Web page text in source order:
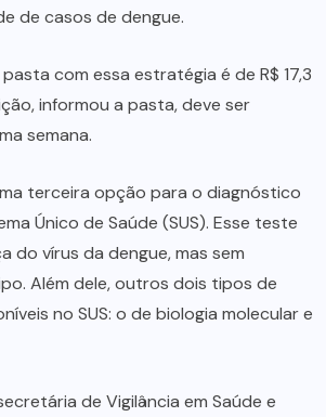
de casos de dengue.
com essa estratégia é de R$ 17,3
informou a pasta, deve ser
semana.
terceira opção para o diagnóstico
Único de Saúde (SUS). Esse teste
do vírus da dengue, mas sem
Além dele, outros dois tipos de
no SUS: o de biologia molecular e
de Vigilância em Saúde e